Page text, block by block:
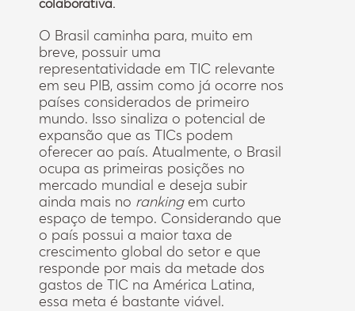
O Brasil caminha para, muito em
breve, possuir uma
representatividade em TIC relevante
em seu PIB, assim como já ocorre nos
países considerados de primeiro
mundo. Isso sinaliza o potencial de
expansão que as TICs podem
oferecer ao país. Atualmente, o Brasil
ocupa as primeiras posições no
mercado mundial e deseja subir
ainda mais no rankingem curto
espaço de tempo. Considerando que
o país possui a maior taxa de
crescimento global do setor e que
responde por mais da metade dos
gastos de TIC na América Latina,
essa meta é bastante viável.